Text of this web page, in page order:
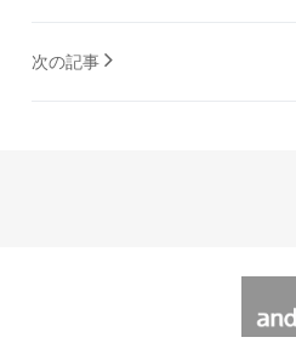
投稿ナビゲーション
次の記事